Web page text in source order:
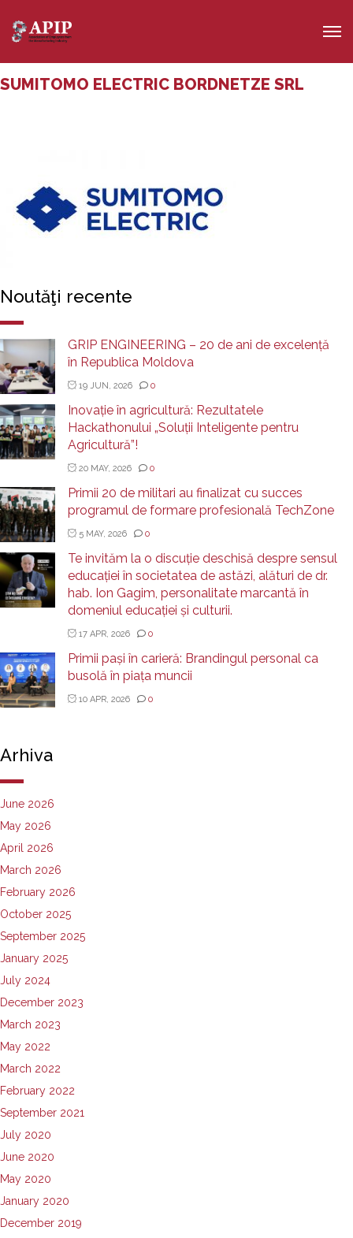
SUMITOMO ELECTRIC BORDNETZE SRL
Noutăţi recente
GRIP ENGINEERING – 20 de ani de excelență
în Republica Moldova
19 JUN, 2026 0
Inovație în agricultură: Rezultatele
Hackathonului „Soluții Inteligente pentru
Agricultură”!
20 MAY, 2026 0
Primii 20 de militari au finalizat cu succes
programul de formare profesională TechZone
5 MAY, 2026 0
Te invităm la o discuție deschisă despre sensul
educației în societatea de astăzi, alături de dr.
hab. Ion Gagim, personalitate marcantă în
domeniul educației și culturii.
17 APR, 2026 0
Primii pași în carieră: Brandingul personal ca
busolă în piața muncii
10 APR, 2026 0
Arhiva
June 2026
May 2026
April 2026
March 2026
February 2026
October 2025
September 2025
January 2025
July 2024
December 2023
March 2023
May 2022
March 2022
February 2022
September 2021
July 2020
June 2020
May 2020
January 2020
December 2019